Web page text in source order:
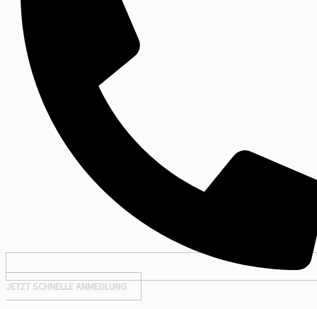
JETZT SCHNELLE ANMEDLUNG